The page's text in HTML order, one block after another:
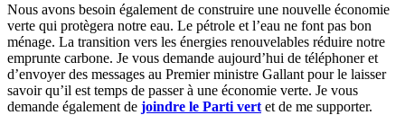
Nous avons besoin également de construire une nouvelle économie
verte qui protègera notre eau. Le pétrole et l’eau ne font pas bon
ménage. La transition vers les énergies renouvelables réduire notre
emprunte carbone. Je vous demande aujourd’hui de téléphoner et
d’envoyer des messages au Premier ministre Gallant pour le laisser
savoir qu’il est temps de passer à une économie verte. Je vous
demande également de joindre le Parti vert et de me supporter.